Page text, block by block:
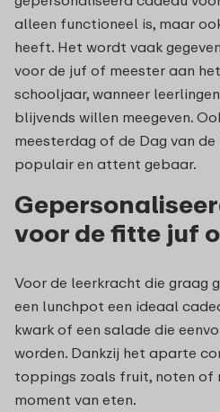
alleen functioneel is, maar
heeft. Het wordt vaak
voor de juf of meester aan
schooljaar, wanneer
blijvends willen meegeven.
meesterdag of de Dag van
populair en attent gebaar.
voor de fitte juf
Voor de leerkracht die graag
een lunchpot een ideaal
kwark of een salade die
worden. Dankzij het aparte
toppings zoals fruit, noten of
moment van eten.